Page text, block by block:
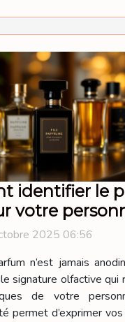
identifier le
votre
2025 06:56
n’est jamais
signature olfactive qui
de votre
permet d’exprimer